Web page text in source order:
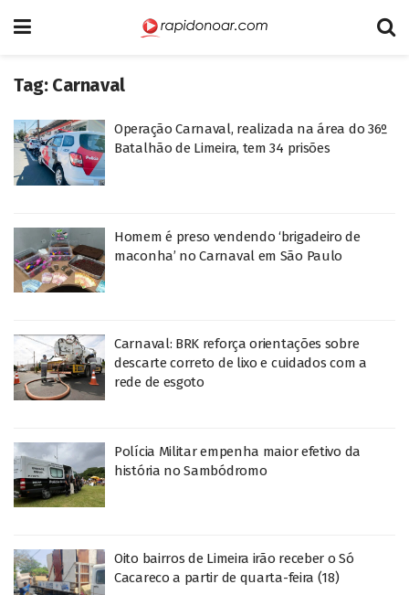
Tag: Carnaval
Operação Carnaval, realizada na área do 36º
Batalhão de Limeira, tem 34 prisões
Homem é preso vendendo ‘brigadeiro de
maconha’ no Carnaval em São Paulo
Carnaval: BRK reforça orientações sobre
descarte correto de lixo e cuidados com a
rede de esgoto
Polícia Militar empenha maior efetivo da
história no Sambódromo
Oito bairros de Limeira irão receber o Só
Cacareco a partir de quarta-feira (18)